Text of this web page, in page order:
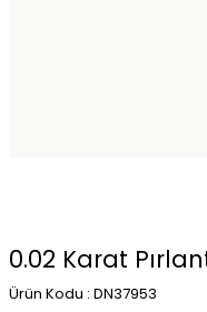
0.02 Karat
Ürün Kodu : DN37953